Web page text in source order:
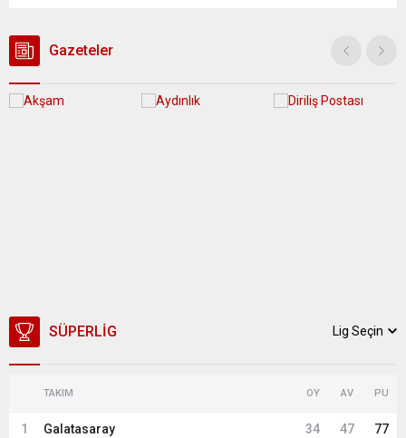
Gazeteler
SÜPERLIG Lig Seçin
TAKIM OY AV PU
1 Galatasaray 34 47 77